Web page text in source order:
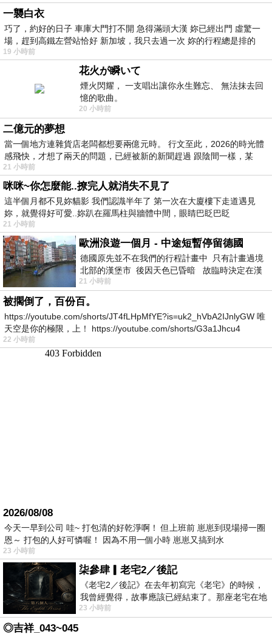
一襲白衣
巧了，約好的日子 車庫大門打不開 急得滿頭大漢 妳已經出門 虛驚一
場，趕到高鐵左營站恰好 新加坡，我只去過一次 妳的行程總是排的
19 小時前
花火が瞬いて
煙火閃耀， 一支唱出讓你永生難忘、 無法抹去回
憶的歌曲。
20 小時前
二億元的夢想
當一個地方連雜貨店老闆都想要兩億元時。 行文至此，2026的時光體
感飛快，才想了兩天的問題，已經被新的新聞趕過 跟陰間一樣，某
21 小時前
咪咪~你怎麼能..撩完人就消失不見了
這半個月都不見妳貓影 我們認識半年了 第一次在大廈樓下走道遇見
妳，就覺得好可愛..妳趴在羅馬柱與牆體中間，眼睛巴眨巴眨
21 小時前
歐洲浪遊一個月 - 中途短暫停留德國
德國原先並不在我們的行程計畫中 只有計畫過境
北部的漢堡市 後因天色已昏暗 故臨時決定在漢
堡市吃晚餐和過夜
21 小時前
被擱倒了，百份百。
https://youtube.com/shorts/JT4fLHpMfYE?is=uk2_hVbA2IJnlyGW 唯
天空是你的極限，上！ https://youtube.com/shorts/G3a1Jhcu4
22 小時前
2026/08/08
今天一早到公司 哇~ 打包清的好乾淨啊！ 但上班前 崽崽到現場掃一圈
恩～ 打包的人好可憐喔！ 因為不用一個小時 崽崽又搞到水
23 小時前
柒參肆▎老宅2／後記
《老宅2／後記》在去年初寫完《老宅》的時候，
我曾經覺得，故事應該已經結束了。那座老宅在地
震中倒塌，七個人終於離開那片黑暗，
23 小時前
◎吉祥_043~045